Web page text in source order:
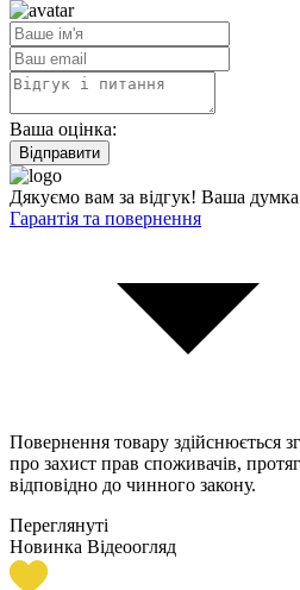
Ваша оцінка:
Відправити
Дякуємо вам за відгук! Ваша
Гарантія та повернення
Повернення товару здійснюється
про захист прав споживачів,
відповідно до чинного закону.
Переглянуті
Новинка Відеоогляд